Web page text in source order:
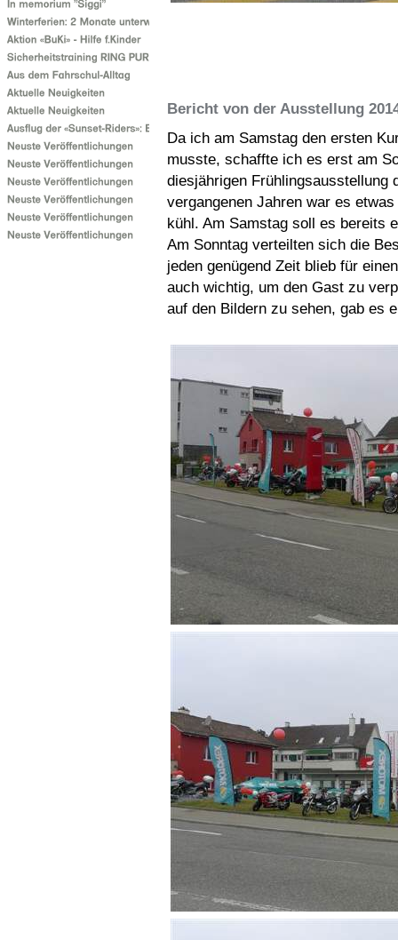
Bericht von der Ausstellung
Da ich am Samstag den ersten
musste, schaffte ich es erst am
diesjährigen Frühlingsausstellung
vergangenen Jahren war es
kühl. Am Samstag soll es bereits
Am Sonntag verteilten sich die
jeden genügend Zeit blieb für
auch wichtig, um den Gast zu
auf den Bildern zu sehen, gab es